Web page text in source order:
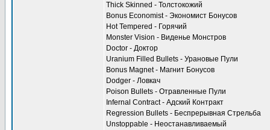
Thick Skinned - Толстокожий
Bonus Economist - Экономист Бонусов
Hot Tempered - Горячий
Monster Vision - Виденье Монстров
Doctor - Доктор
Uranium Filled Bullets - Урановые Пули
Bonus Magnet - Магнит Бонусов
Dodger - Ловкач
Poison Bullets - Отравленные Пули
Infernal Contract - Адский Контракт
Regression Bullets - Беспрерывная Стрельба
Unstoppable - Неостанавливаемый